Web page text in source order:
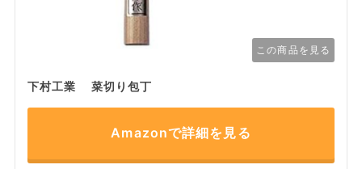
この商品を見る
下村工業 菜切り包丁
Amazonで詳細を見る